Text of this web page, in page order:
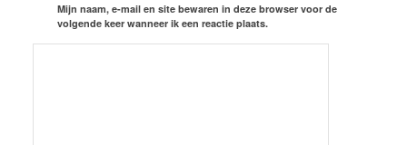
Mijn naam, e-mail en site bewaren in deze browser voor de
volgende keer wanneer ik een reactie plaats.